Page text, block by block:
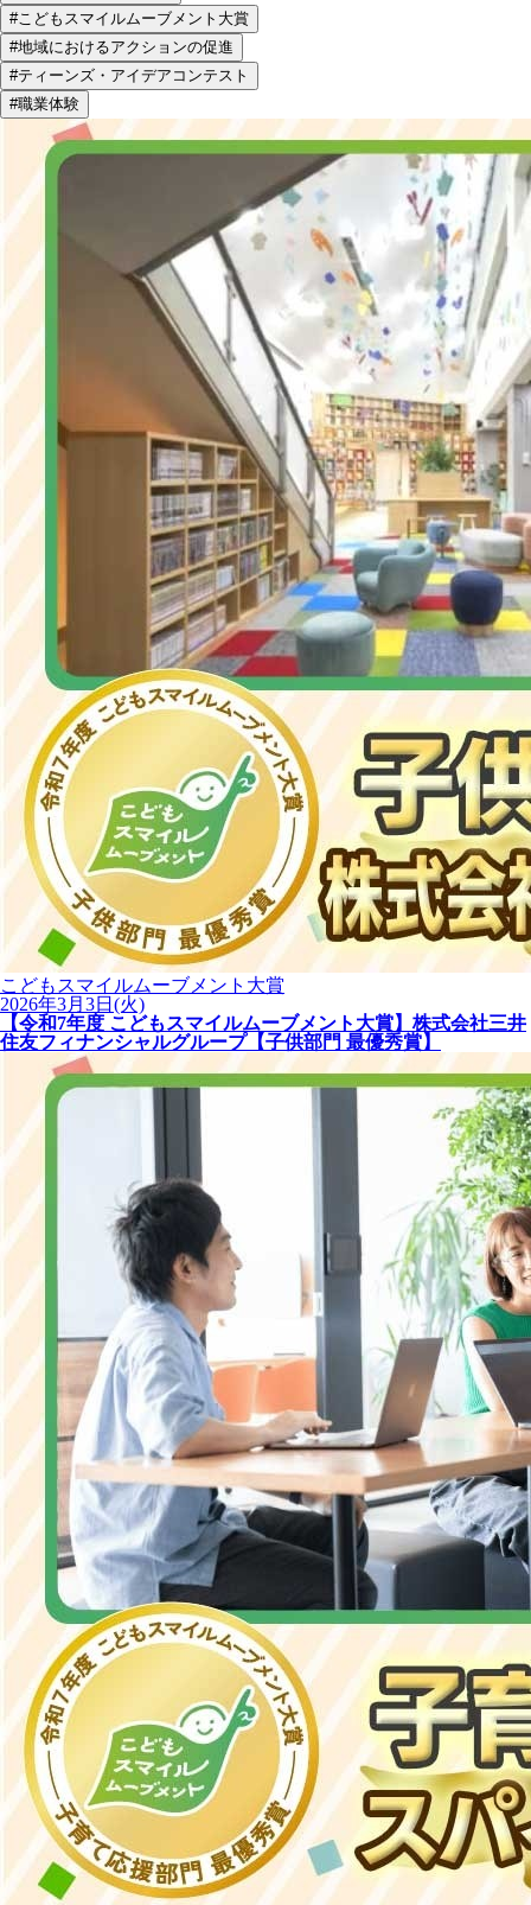
#こどもスマイルムーブメント大賞
#地域におけるアクションの促進
#ティーンズ・アイデアコンテスト
#職業体験
こどもスマイルムーブメント大賞
2026年3月3日(火)
【令和7年度 こどもスマイルムーブメント大賞】株式会社三井
住友フィナンシャルグループ【子供部門 最優秀賞】